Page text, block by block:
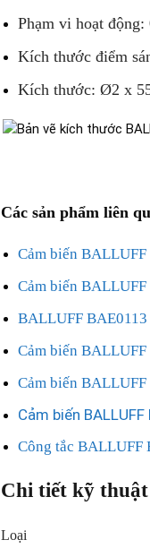
Phạm vi hoạt
Kích thước điểm
Kích thước: Ø2 x
Các sản phẩm liên
Cảm biến
Cảm biến
BALLUFF
Cảm biến
Cảm biến
Cảm biến
Công tắc BALLUFF
Chi tiết kỹ thuật
Loại